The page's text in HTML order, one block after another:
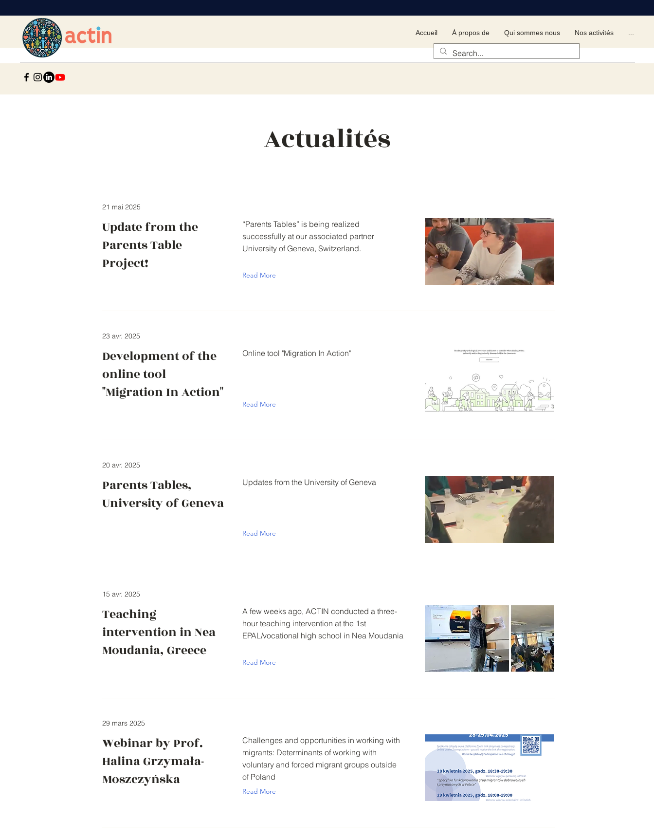
Accueil À propos de Qui sommes nous Nos activités
Actualités
21 mai 2025
Update from the
Parents Table
Project!
“Parents Tables” is being realized
successfully at our associated partner
University of Geneva, Switzerland.
Read More
23 avr. 2025
Development of the
online tool
"Migration In Action"
Online tool "Migration In Action"
Read More
20 avr. 2025
Parents Tables,
University of Geneva
Updates from the University of Geneva
Read More
15 avr. 2025
Teaching
intervention in Nea
Moudania, Greece
A few weeks ago, ACTIN conducted a three-
hour teaching intervention at the 1st
EPAL/vocational high school in Nea Moudania
Read More
29 mars 2025
Webinar by Prof.
Halina Grzymała-
Moszczyńska
Challenges and opportunities in working with
migrants: Determinants of working with
voluntary and forced migrant groups outside
of Poland
Read More